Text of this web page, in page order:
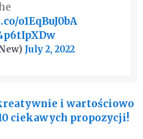
o1EqBuJ0bA
July 2, 2022
i wartościowo
ciekawych propozycji!